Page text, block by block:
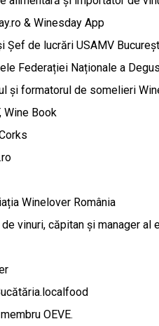
& Winesday App
Șef de lucrări USAMV
Federației Naționale a
și formatorul de somelieri
Wine Book
Winelover România
vinuri, căpitan și manager
OEVE.